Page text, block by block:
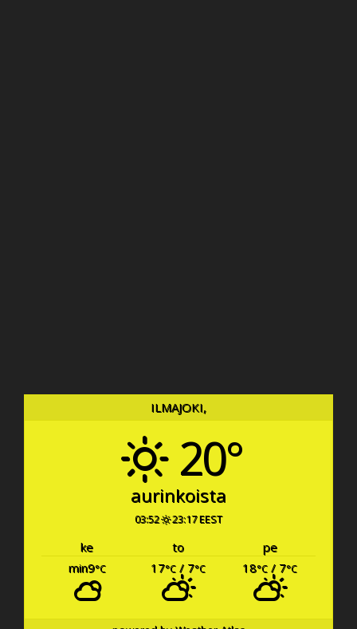
ILMAJOKI,
20°
aurinkoista
03:52 23:17 EEST
ke to
pe
min9°C 17°C / 7°C 18°C / 7°C